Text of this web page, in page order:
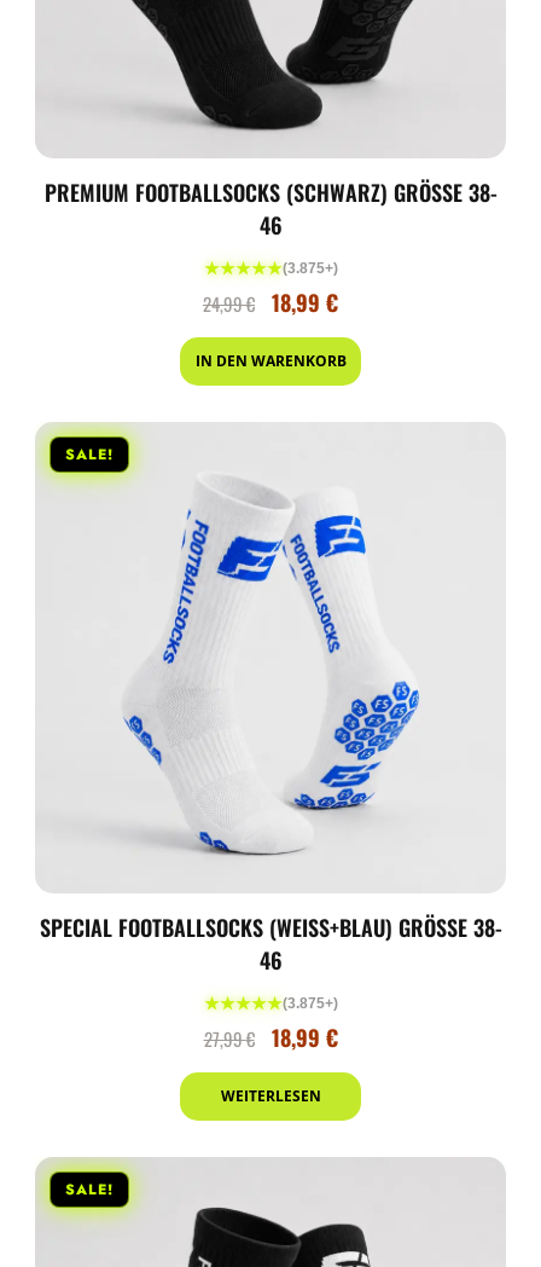
PREMIUM FOOTBALLSOCKS (SCHWARZ) GRÖSSE 38-4
6
★★★★★(3.875+)
24,99€ 18,99 €
IN DEN WARENKORB
SALE!
SPECIAL FOOTBALLSOCKS (WEISS+BLAU) GRÖSSE 38-4
6
★★★★★(3.875+)
27,99€ 18,99 €
WEITERLESEN
SALE!